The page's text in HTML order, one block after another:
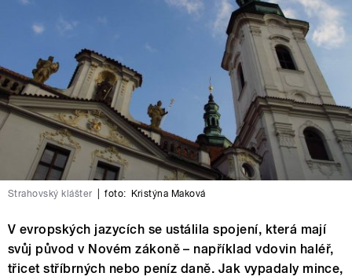
Strahovský klášter foto: Kristýna Maková
V evropských jazycích se ustálila spojení, která mají
svůj původ v Novém zákoně – například vdovin haléř,
třicet stříbrných nebo peníz daně. Jak vypadaly mince,